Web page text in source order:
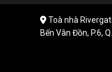
Toà nhà
Bến Vân Đồn, P.6,